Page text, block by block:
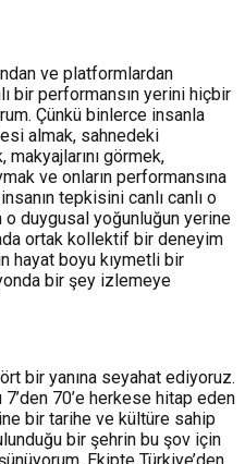
ve platformlardan
bir performansın yerini hiçbir
Çünkü binlerce insanla
almak, sahnedeki
görmek,
ve onların performansına
tepkisini canlı canlı o
o duygusal yoğunluğun yerine
ortak kollektif bir deneyim
hayat boyu kıymetli bir
bir şey izlemeye
bir yanına seyahat ediyoruz.
70’e herkese hitap eden
bir tarihe ve kültüre sahip
bir şehrin bu şov için